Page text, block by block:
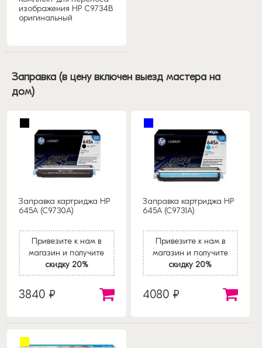
изображения HP C9734B
оригинальный
Заправка (в цену включен выезд мастера на
дом)
Заправка картриджа HP
645A (C9730A)
Привезите к нам в
магазин и получите
скидку 20%
3840 ₽
Заправка картриджа HP
645A (C9731A)
Привезите к нам в
магазин и получите
скидку 20%
4080 ₽